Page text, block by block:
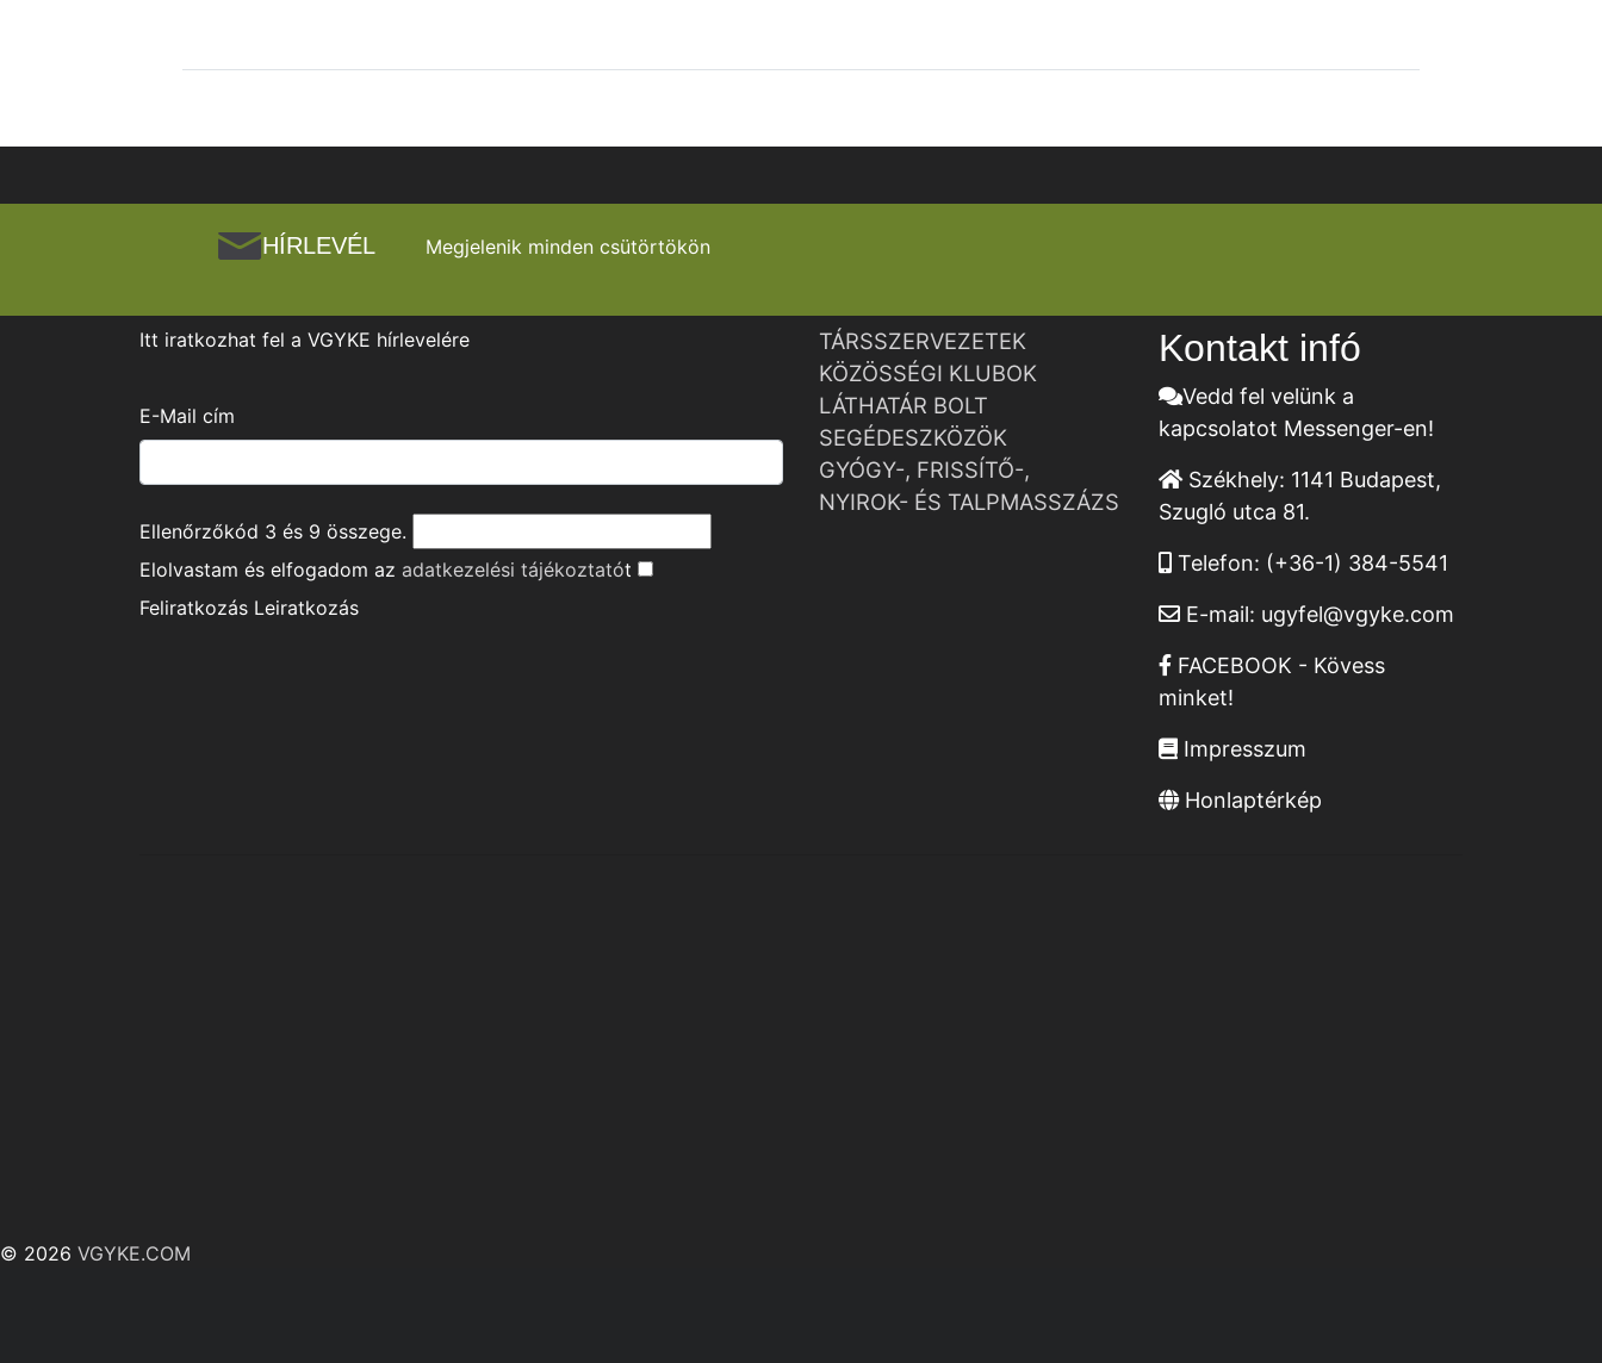
HÍRLEVÉL Megjelenik minden csütörtökön
Itt iratkozhat fel a VGYKE hírlevelére
E-Mail cím
Ellenőrzőkód 3 és 9 összege.
Elolvastam és elfogadom az adatkezelési tájékoztatót
Feliratkozás Leiratkozás
TÁRSSZERVEZETEK
KÖZÖSSÉGI KLUBOK
LÁTHATÁR BOLT
SEGÉDESZKÖZÖK
GYÓGY-, FRISSÍTŐ-,
NYIROK- ÉS TALPMASSZÁZS
Kontakt infó
Vedd fel velünk a
kapcsolatot Messenger-en!
Székhely: 1141 Budapest,
Szugló utca 81.
Telefon: (+36-1) 384-5541
E-mail: ugyfel@vgyke.com
FACEBOOK - Kövess
minket!
Impresszum
Honlaptérkép
© 2026 VGYKE.COM